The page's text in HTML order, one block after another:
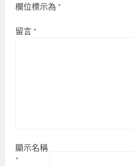
欄位標示為 *
留言 *
顯示名稱
*